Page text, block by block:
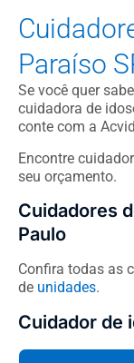
Paraíso
Se você quer
cuidadora de
conte com a
Encontre
seu orçamento.
Cuidadores
Paulo
Confira todas as
de unidades.
Cuidador de